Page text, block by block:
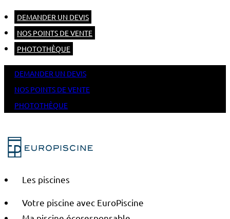
DEMANDER UN DEVIS
NOS POINTS DE VENTE
PHOTOTHÈQUE
DEMANDER UN DEVIS
NOS POINTS DE VENTE
PHOTOTHÈQUE
Les piscines
Votre piscine avec EuroPiscine